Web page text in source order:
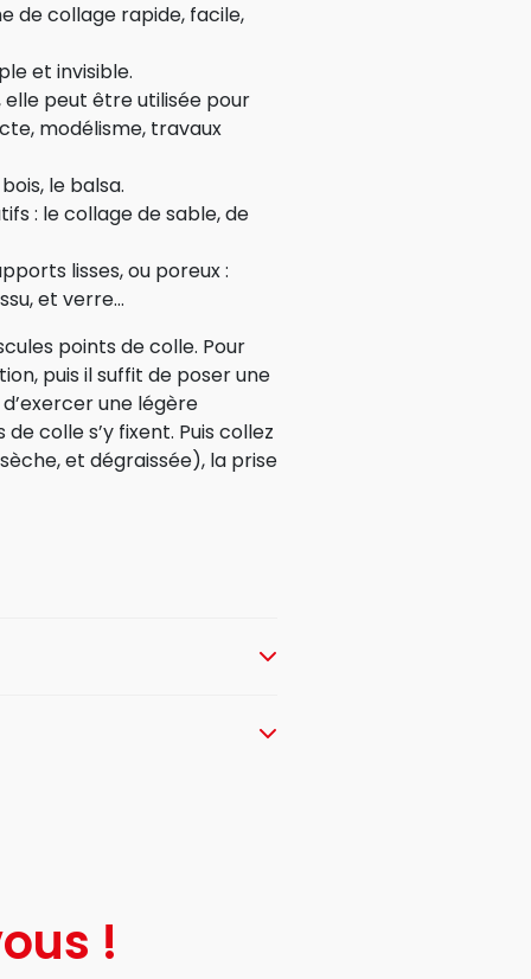
de collage rapide, facile,
et invisible.
peut être utilisée pour
modélisme, travaux
le balsa.
: le collage de sable, de
lisses, ou poreux :
et verre…
points de colle. Pour
puis il suffit de poser une
une légère
colle s’y fixent. Puis collez
et dégraissée), la prise
!